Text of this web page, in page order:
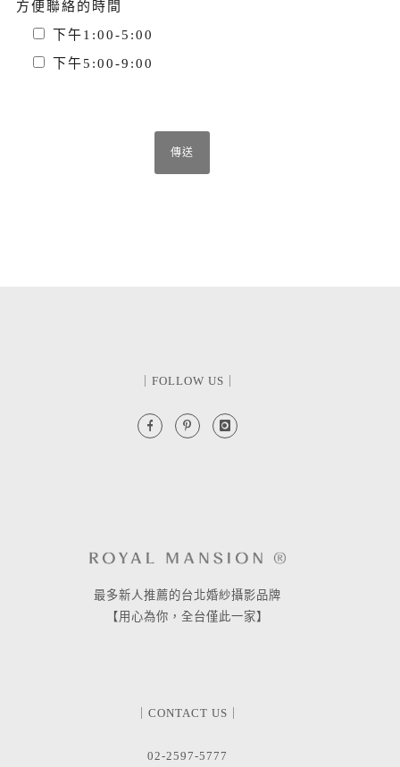
方便聯絡的時間
下午1:00-5:00
下午5:00-9:00
｜FOLLOW US｜
最多新人推薦的台北婚紗攝影品牌
【用心為你，全台僅此一家】
｜CONTACT US｜
02-2597-5777